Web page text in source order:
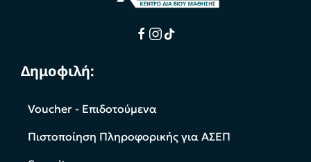
Δημοφιλή:
Voucher - Επιδοτούμενα
Πιστοποίηση Πληροφορικής για ΑΣΕΠ